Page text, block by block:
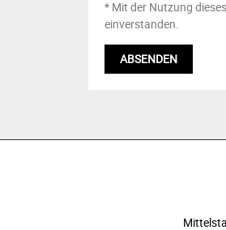
* Mit der Nutzung
einverstanden.